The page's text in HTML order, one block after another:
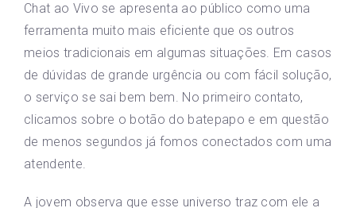
Chat ao Vivo se apresenta ao público como uma
ferramenta muito mais eficiente que os outros
meios tradicionais em algumas situações. Em casos
de dúvidas de grande urgência ou com fácil solução,
o serviço se sai bem bem. No primeiro contato,
clicamos sobre o botão do batepapo e em questão
de menos segundos já fomos conectados com uma
atendente.
A jovem observa que esse universo traz com ele a